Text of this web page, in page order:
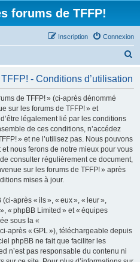
forums de TFFP!
Connexion
Inscription
- Conditions d’utilisation
de TFFP! » (ci-après dénommé
sur les forums de TFFP! » et
légalement lié par les conditions
de ces conditions, n’accédez
» et ne l’utilisez pas. Nous pouvons
nous ferons de notre mieux pour vous
consulter régulièrement ce document,
sur les forums de TFFP! » après
mises à jour.
après « ils », « eux », « leur »,
« phpBB Limited » et « équipes
sous la «
après « GPL »), téléchargeable depuis
phpBB ne fait que faciliter les
n’est pas responsable du contenu ni